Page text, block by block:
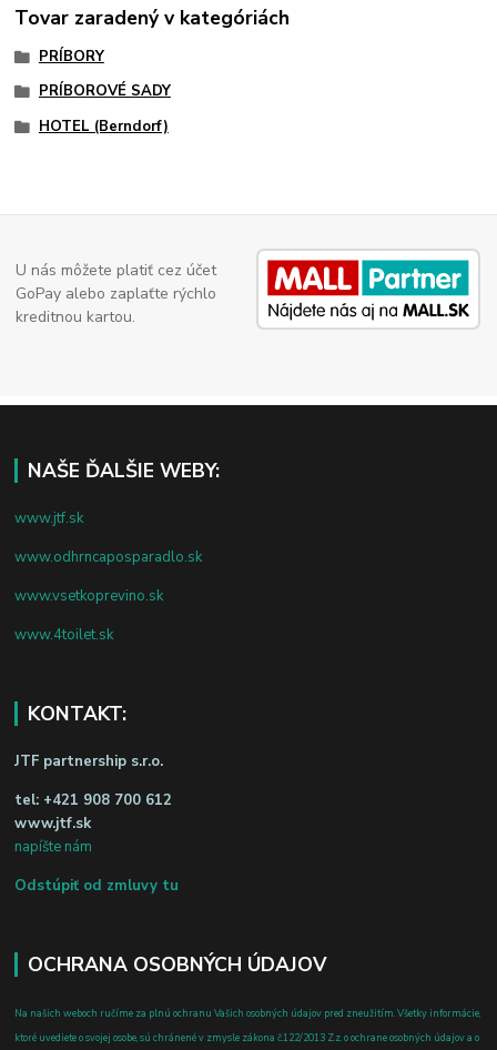
Tovar zaradený v kategóriách
PRÍBORY
PRÍBOROVÉ SADY
HOTEL (Berndorf)
U nás môžete platiť cez účet
GoPay alebo zaplaťte rýchlo
kreditnou kartou.
NAŠE ĎALŠIE WEBY:
www.jtf.sk
www.odhrncaposparadlo.sk
www.vsetkoprevino.sk
www.4toilet.sk
KONTAKT:
JTF partnership s.r.o.
tel: +421 908 700 612
www.jtf.sk
napíšte nám
Odstúpiť od zmluvy tu
OCHRANA OSOBNÝCH ÚDAJOV
Na našich weboch ručíme za plnú ochranu Vašich osobných údajov pred zneužitím. Všetky informácie,
ktoré uvediete o svojej osobe, sú chránené v zmysle zákona č.122/2013 Z.z. o ochrane osobných údajov a o